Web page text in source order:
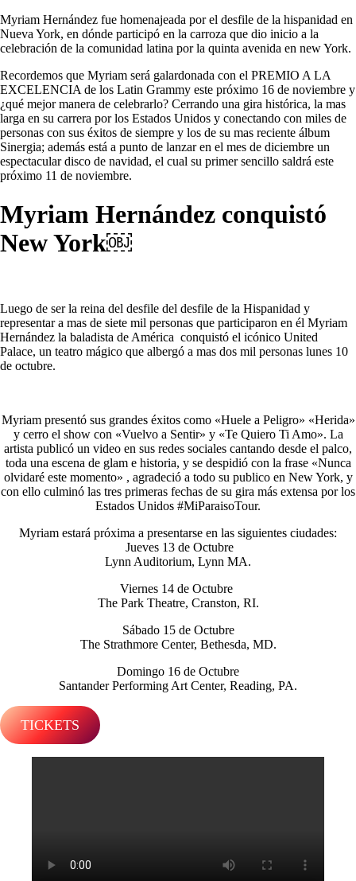
Myriam Hernández fue homenajeada por el desfile de la hispanidad en
Nueva York, en dónde participó en la carroza que dio inicio a la
celebración de la comunidad latina por la quinta avenida en new York.
Recordemos que Myriam será galardonada con el PREMIO A LA
EXCELENCIA de los Latin Grammy este próximo 16 de noviembre y
¿qué mejor manera de celebrarlo? Cerrando una gira histórica, la mas
larga en su carrera por los Estados Unidos y conectando con miles de
personas con sus éxitos de siempre y los de su mas reciente álbum
Sinergia; además está a punto de lanzar en el mes de diciembre un
espectacular disco de navidad, el cual su primer sencillo saldrá este
próximo 11 de noviembre.
Myriam Hernández conquistó
New York￼
Luego de ser la reina del desfile del desfile de la Hispanidad y
representar a mas de siete mil personas que participaron en él Myriam
Hernández la baladista de América conquistó el icónico United
Palace, un teatro mágico que albergó a mas dos mil personas lunes 10
de octubre.
Myriam presentó sus grandes éxitos como «Huele a Peligro» «Herida»
y cerro el show con «Vuelvo a Sentir» y «Te Quiero Ti Amo». La
artista publicó un video en sus redes sociales cantando desde el palco,
toda una escena de glam e historia, y se despidió con la frase «Nunca
olvidaré este momento» , agradeció a todo su publico en New York, y
con ello culminó las tres primeras fechas de su gira más extensa por los
Estados Unidos #MiParaisoTour.
Myriam estará próxima a presentarse en las siguientes ciudades:
Jueves 13 de Octubre
Lynn Auditorium, Lynn MA.
Viernes 14 de Octubre
The Park Theatre, Cranston, RI.
Sábado 15 de Octubre
The Strathmore Center, Bethesda, MD.
Domingo 16 de Octubre
Santander Performing Art Center, Reading, PA.
TICKETS